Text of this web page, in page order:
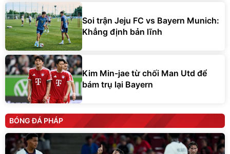
Soi trận Jeju FC vs Bayern Munich:
Khẳng định bản lĩnh
Kim Min-jae từ chối Man Utd để
bám trụ lại Bayern
BÓNG ĐÁ PHÁP